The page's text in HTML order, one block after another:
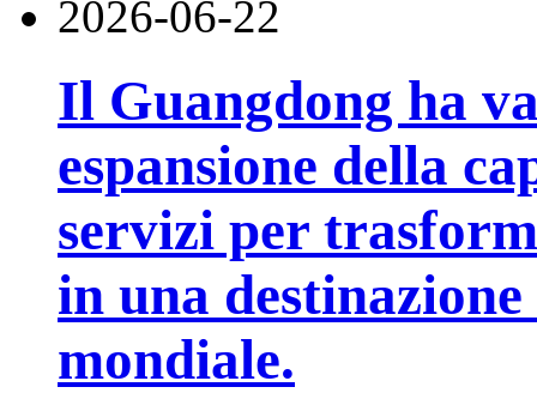
2026-06-22
Il Guangdong ha
espansione della
servizi per
in una
mondiale.